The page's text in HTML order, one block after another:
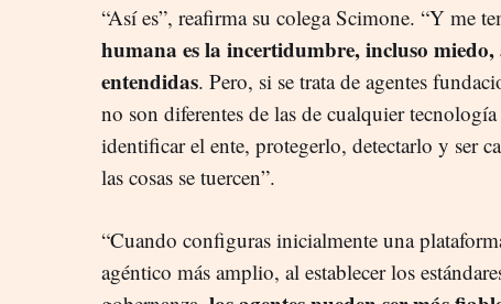
“Así es”, reafirma su colega Scimone. “Y me
humana es la incertidumbre, incluso
entendidas. Pero, si se trata de agentes
no son diferentes de las de cualquier tecnología
identificar el ente, protegerlo, detectarlo y ser
las cosas se tuercen”.
“Cuando configuras inicialmente una
agéntico más amplio, al establecer los